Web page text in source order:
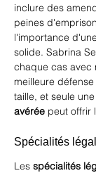
inclure des
peines
l'importance
solide. Sabrina
chaque cas avec
meilleure
taille, et seule une
avérée peut offrir
Spécialités
Les spécialités